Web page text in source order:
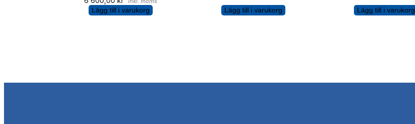
Lägg till i varukorg Lägg till i varukorg Lägg till i varukorg